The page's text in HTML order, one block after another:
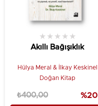
Akıllı Bağışıklık
★ ★ ★ ★ ★
Hülya Meral & İlkay Keskinel
Doğan Kitap
₺400,00 %20